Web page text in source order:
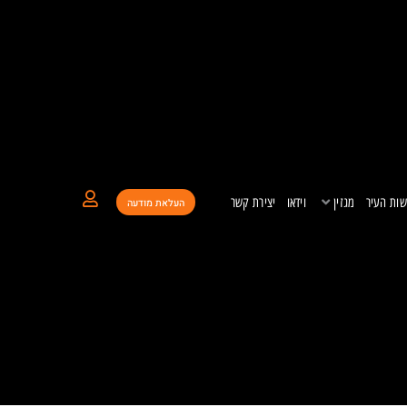
העיר מגזין וידאו יצירת קשר העלאת מודעה